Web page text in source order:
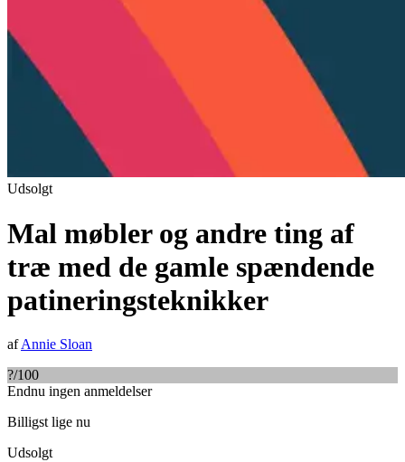
Udsolgt
Mal møbler og andre ting af
træ med de gamle spændende
patineringsteknikker
afAnnie Sloan
?/100
Endnu ingen anmeldelser
Billigst lige nu
Udsolgt